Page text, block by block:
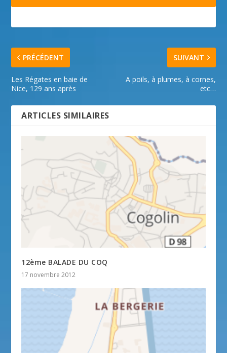
PRÉCÉDENT
Les Régates en baie de
Nice, 129 ans après
SUIVANT
A poils, à plumes, à cornes,
etc…
ARTICLES SIMILAIRES
12ème BALADE DU COQ
17 novembre 2012